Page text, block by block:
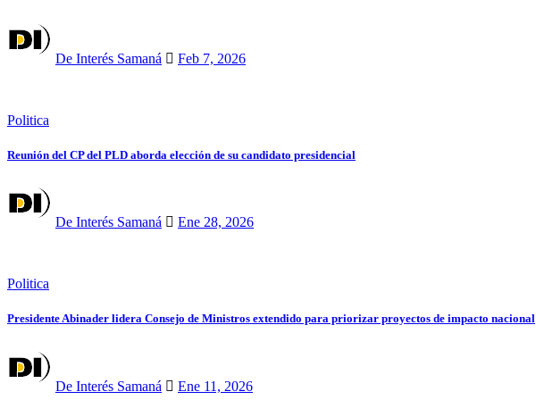
De Interés Samaná Feb 7, 2026
Politica
Reunión del CP del PLD aborda elección de su candidato presidencial
De Interés Samaná Ene 28, 2026
Politica
Presidente Abinader lidera Consejo de Ministros extendido para priorizar proyectos de impacto nacional
De Interés Samaná Ene 11, 2026